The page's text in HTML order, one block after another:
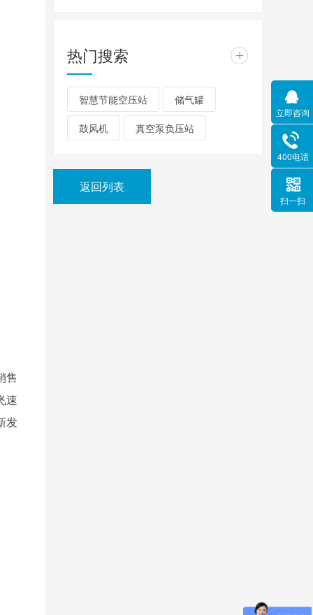
售
速
发
热门搜索 +
智慧节能空压站 储气罐
鼓风机 真空泵负压站
返回列表
立即咨询
400电话
扫一扫